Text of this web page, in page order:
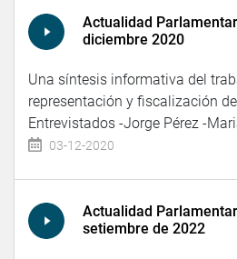
Actualidad
diciembre 2020
Una síntesis informativa del
representación y fiscalización
Entrevistados -Jorge Pérez -
03-12-2020
Actualidad
setiembre de 2022